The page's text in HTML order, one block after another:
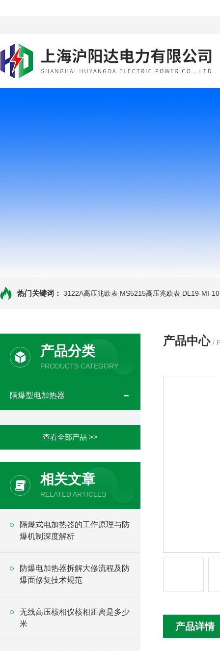
热门关键词： 3122A高压兆欧表 MS5215高压兆欧表 DL19-MI-
产品分类
PRODUCTS CATEGORY
隔爆型电加热器
查看全部产品 >>
相关文章
RELATED ARTICLES
隔爆式电加热器的工作原理与防
爆机制深度解析
防爆电加热器拆解大修流程及防
爆面修复技术规范
无线高压核相仪核相距离是多少
米
产品中心 /
产品详情